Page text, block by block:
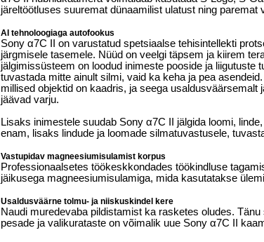
järeltöötluses suuremat dünaamilist ulatust ning paremat
AI tehnoloogiaga autofookus
Sony α7C II on varustatud spetsiaalse tehisintellekti
järgmisele tasemele. Nüüd on veelgi täpsem ja kiirem
jälgimissüsteem on loodud inimeste pooside ja
tuvastada mitte ainult silmi, vaid ka keha ja pea
millised objektid on kaadris, ja seega usaldusväärsemalt
jäävad varju.
Lisaks inimestele suudab Sony α7C II jälgida loomi,
enam, lisaks lindude ja loomade silmatuvastusele,
Vastupidav magneesiumisulamist korpus
Professionaalsetes töökeskkondades töökindluse
jäikusega magneesiumisulamiga, mida kasutatakse
Usaldusväärne tolmu- ja niiskuskindel kere
Naudi muredevaba pildistamist ka rasketes oludes.
pesade ja valikurataste on võimalik uue Sony α7C II